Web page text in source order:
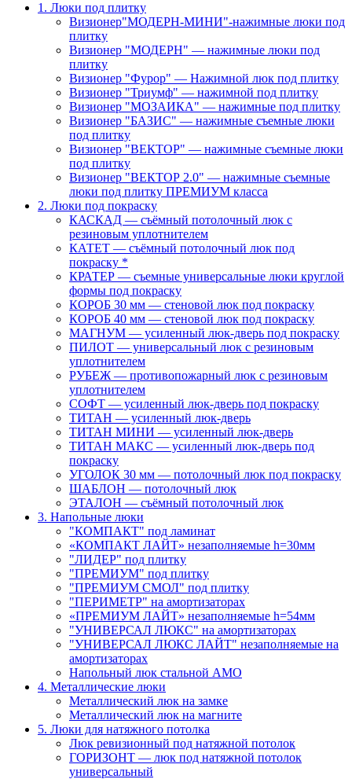
1. Люки под плитку
Визионер"МОДЕРН-МИНИ"-нажимные люки под
плитку
Визионер "МОДЕРН" — нажимные люки под
плитку
Визионер "Фурор" — Нажимной люк под плитку
Визионер "Триумф" — нажимной под плитку
Визионер "МОЗАИКА" — нажимные под плитку
Визионер "БАЗИС" — нажимные съемные люки
под плитку
Визионер "ВЕКТОР" — нажимные съемные люки
под плитку
Визионер "ВЕКТОР 2.0" — нажимные съемные
люки под плитку ПРЕМИУМ класса
2. Люки под покраску
КАСКАД — съёмный потолочный люк с
резиновым уплотнителем
КАТЕТ — съёмный потолочный люк под
покраску *
КРАТЕР — съемные универсальные люки круглой
формы под покраску
КОРОБ 30 мм — стеновой люк под покраску
КОРОБ 40 мм — стеновой люк под покраску
МАГНУМ — усиленный люк-дверь под покраску
ПИЛОТ — универсальный люк с резиновым
уплотнителем
РУБЕЖ — противопожарный люк с резиновым
уплотнителем
СОФТ — усиленный люк-дверь под покраску
ТИТАН — усиленный люк-дверь
ТИТАН МИНИ — усиленный люк-дверь
ТИТАН МАКС — усиленный люк-дверь под
покраску
УГОЛОК 30 мм — потолочный люк под покраску
ШАБЛОН — потолочный люк
ЭТАЛОН — съёмный потолочный люк
3. Напольные люки
"КОМПАКТ" под ламинат
«КОМПАКТ ЛАЙТ» незаполняемые h=30мм
"ЛИДЕР" под плитку
"ПРЕМИУМ" под плитку
"ПРЕМИУМ СМОЛ" под плитку
"ПЕРИМЕТР" на амортизаторах
«ПРЕМИУМ ЛАЙТ» незаполняемые h=54мм
"УНИВЕРСАЛ ЛЮКС" на амортизаторах
"УНИВЕРСАЛ ЛЮКС ЛАЙТ" незаполняемые на
амортизаторах
Напольный люк стальной АМО
4. Металлические люки
Металлический люк на замке
Металлический люк на магните
5. Люки для натяжного потолка
Люк ревизионный под натяжной потолок
ГОРИЗОНТ — люк под натяжной потолок
универсальный